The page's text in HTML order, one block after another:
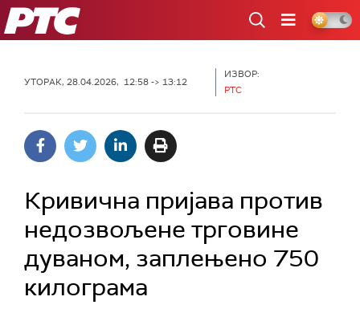
РТС
УТОРАК, 28.04.2026, 12:58 -> 13:12
ИЗВОР:
РТС
Кривична пријава против
недозвољене трговине
дуваном, заплењено 750
килограма